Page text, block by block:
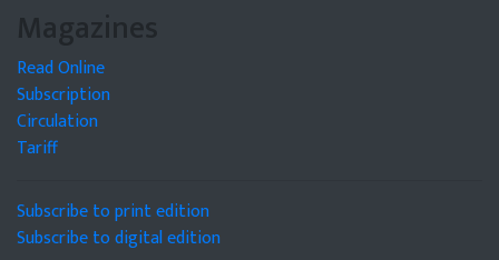
Magazines
Read Online
Subscription
Circulation
Tariff
Subscribe to print edition
Subscribe to digital edition